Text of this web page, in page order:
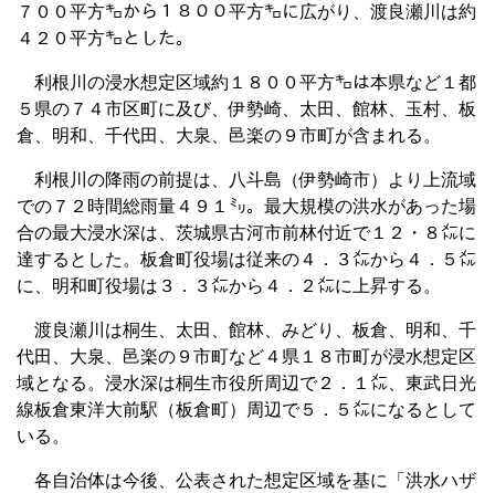
７００平方㌔から１８００平方㌔に広がり、渡良瀬川は約
４２０平方㌔とした。
利根川の浸水想定区域約１８００平方㌔は本県など１都
５県の７４市区町に及び、伊勢崎、太田、館林、玉村、板
倉、明和、千代田、大泉、邑楽の９市町が含まれる。
利根川の降雨の前提は、八斗島（伊勢崎市）より上流域
での７２時間総雨量４９１㍉。最大規模の洪水があった場
合の最大浸水深は、茨城県古河市前林付近で１２・８㍍に
達するとした。板倉町役場は従来の４．３㍍から４．５㍍
に、明和町役場は３．３㍍から４．２㍍に上昇する。
渡良瀬川は桐生、太田、館林、みどり、板倉、明和、千
代田、大泉、邑楽の９市町など４県１８市町が浸水想定区
域となる。浸水深は桐生市役所周辺で２．１㍍、東武日光
線板倉東洋大前駅（板倉町）周辺で５．５㍍になるとして
いる。
各自治体は今後、公表された想定区域を基に「洪水ハザ